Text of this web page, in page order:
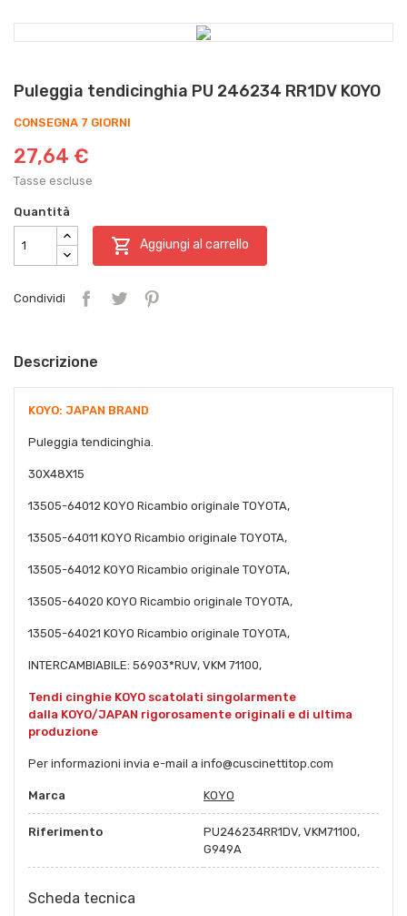
Puleggia tendicinghia PU 246234 RR1DV KOYO
CONSEGNA 7 GIORNI
27,64 €
Tasse escluse
Quantità
 Aggiungi al carrello
Condividi
Descrizione
KOYO: JAPAN BRAND
Puleggia tendicinghia.
30X48X15
13505-64012 KOYO Ricambio originale TOYOTA,
13505-64011 KOYO Ricambio originale TOYOTA,
13505-64012 KOYO Ricambio originale TOYOTA,
13505-64020 KOYO Ricambio originale TOYOTA,
13505-64021 KOYO Ricambio originale TOYOTA,
INTERCAMBIABILE: 56903*RUV, VKM 71100,
Tendi cinghie KOYO scatolati singolarmente
dalla KOYO/JAPAN rigorosamente originali e di ultima
produzione
Per informazioni invia e-mail a info@cuscinettitop.com
Marca KOYO
Riferimento
PU246234RR1DV, VKM71100,
G949A
Scheda tecnica